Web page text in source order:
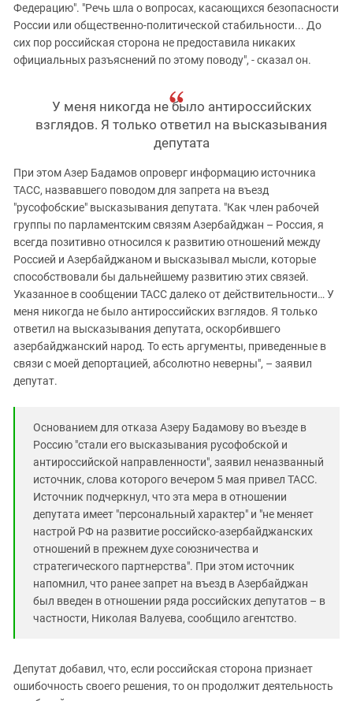
Федерацию". "Речь шла о вопросах, касающихся безопасности
России или общественно-политической стабильности... До
сих пор российская сторона не предоставила никаких
официальных разъяснений по этому поводу", - сказал он.
У меня никогда не было антироссийских
взглядов. Я только ответил на высказывания
депутата
При этом Азер Бадамов опроверг информацию источника
ТАСС, назвавшего поводом для запрета на въезд
"русофобские" высказывания депутата. "Как член рабочей
группы по парламентским связям Азербайджан – Россия, я
всегда позитивно относился к развитию отношений между
Россией и Азербайджаном и высказывал мысли, которые
способствовали бы дальнейшему развитию этих связей.
Указанное в сообщении ТАСС далеко от действительности… У
меня никогда не было антироссийских взглядов. Я только
ответил на высказывания депутата, оскорбившего
азербайджанский народ. То есть аргументы, приведенные в
связи с моей депортацией, абсолютно неверны", – заявил
депутат.
Основанием для отказа Азеру Бадамову во въезде в
Россию "стали его высказывания русофобской и
антироссийской направленности", заявил неназванный
источник, слова которого вечером 5 мая привел ТАСС.
Источник подчеркнул, что эта мера в отношении
депутата имеет "персональный характер" и "не меняет
настрой РФ на развитие российско-азербайджанских
отношений в прежнем духе союзничества и
стратегического партнерства". При этом источник
напомнил, что ранее запрет на въезд в Азербайджан
был введен в отношении ряда российских депутатов – в
частности, Николая Валуева, сообщило агентство.
Депутат добавил, что, если российская сторона признает
ошибочность своего решения, то он продолжит деятельность